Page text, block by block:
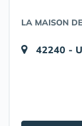
LA MAISON
42240 -